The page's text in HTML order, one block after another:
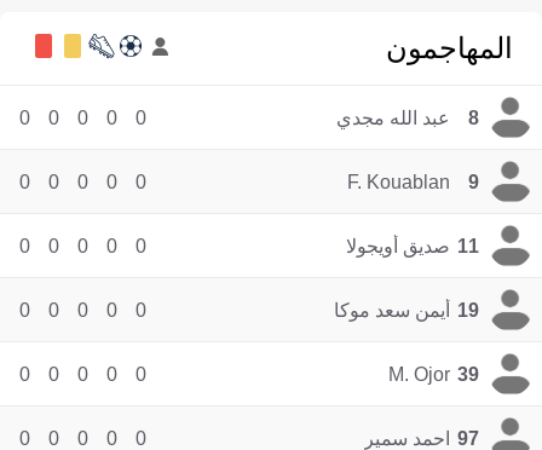
المهاجمون
8 عبد الله مجدي 0
0
0
0
0
9
F. Kouablan
0
0
0
0
0
11 صديق أويجولا 0
0
0
0
0
19 أيمن سعد موكا 0
0
0
0
0
39
M. Ojor
0
0
0
0
0
97 احمد سمير 0
0
0
0
0